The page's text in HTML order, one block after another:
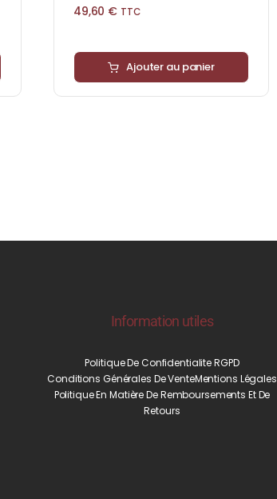
49,60 € TTC
Ajouter au panier
Information utiles
Politique De Confidentialite RGPD
Conditions Générales De VenteMentions Légales
Politique En Matière De Remboursements Et De
Retours